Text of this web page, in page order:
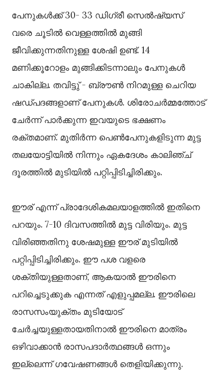
പേനുകൾക്ക് 30- 33 ഡിഗ്രീ സെൽഷ്യസ്
വരെ ചൂടിൽ വെള്ളത്തിൽ മുങ്ങി
ജീവിക്കുന്നതിനുള്ള ശേഷി ഉണ്ട്. 14
മണിക്കൂറോളം മുങ്ങിക്കിടന്നാലും പേനുകൾ
ചാകില്ല. തവിട്ടു് - ബ്രൗൺ നിറമുള്ള ചെറിയ
ഷഡ്പദങ്ങളാണ് പേനുകൾ. ശിരോചർമ്മത്തോട്
ചേർന്ന് പാർക്കുന്ന ഇവയുടെ ഭക്ഷണം
രക്തമാണ്. മുതിർന്ന പെൺപേനുകളിടുന്ന മുട്ട
തലയോട്ടിയിൽ നിന്നും ഏകദേശം കാലിഞ്ച്
ദൂരത്തിൽ മുടിയിൽ പറ്റിപ്പിടിച്ചിരിക്കും‌.
ഈര് എന്ന് പ്രാദേശികമലയാളത്തിൽ ഇതിനെ
പറയും. 7-10 ദിവസത്തിൽ മുട്ട വിരിയും. മുട്ട
വിരിഞ്ഞതിനു ശേഷമുള്ള ഈര് മുടിയിൽ
പറ്റിപ്പിടിച്ചിരിക്കും. ഈ പശ വളരെ
ശക്തിയുള്ളതാണ്, ആകയാൽ ഈരിനെ
പറിച്ചെടുക്കുക എന്നത് എളുപ്പമല്ല. ഈരിലെ
രാസസംയുക്തം മുടിയോട്
ചേർച്ചയുള്ളതായതിനാൽ ഈരിനെ മാത്രം
ഒഴിവാക്കാൻ രാസപദാർത്ഥങ്ങൾ ഒന്നും
ഇല്ലെന്ന് ഗവേഷണങ്ങൾ തെളിയിക്കുന്നു.